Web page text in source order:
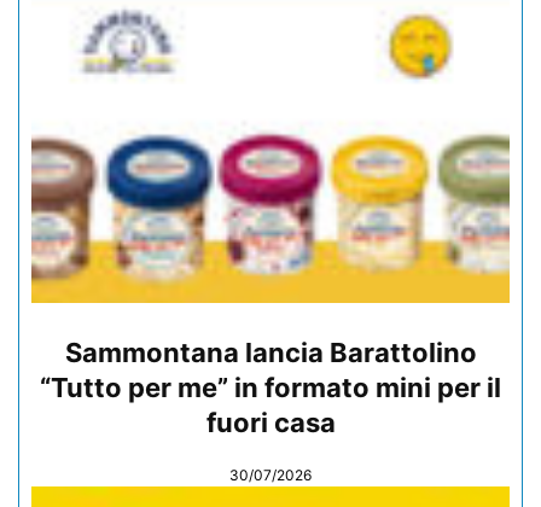
Sammontana lancia Barattolino
“Tutto per me” in formato mini per il
fuori casa
30/07/2026